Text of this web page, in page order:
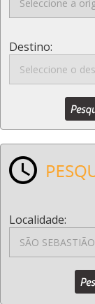
Destino:
Localidade: